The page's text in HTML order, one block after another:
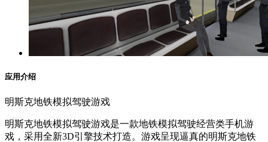
应用介绍
明斯克地铁模拟驾驶游戏
明斯克地铁模拟驾驶游戏是一款地铁模拟驾驶经营类手机游
戏，采用全新3D引擎技术打造。游戏呈现逼真的明斯克地铁